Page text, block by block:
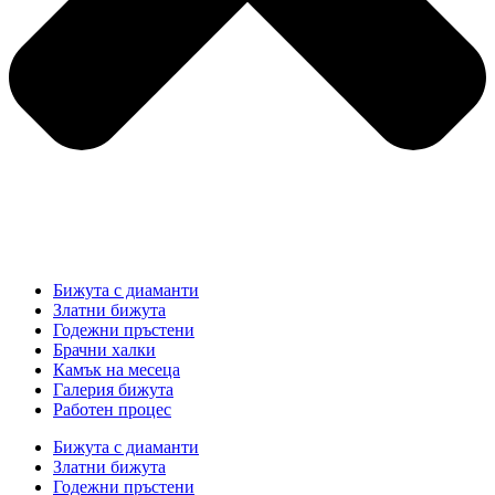
Бижута с диаманти
Златни бижута
Годежни пръстени
Брачни халки
Камък на месеца
Галерия бижута
Работен процес
Бижута с диаманти
Златни бижута
Годежни пръстени